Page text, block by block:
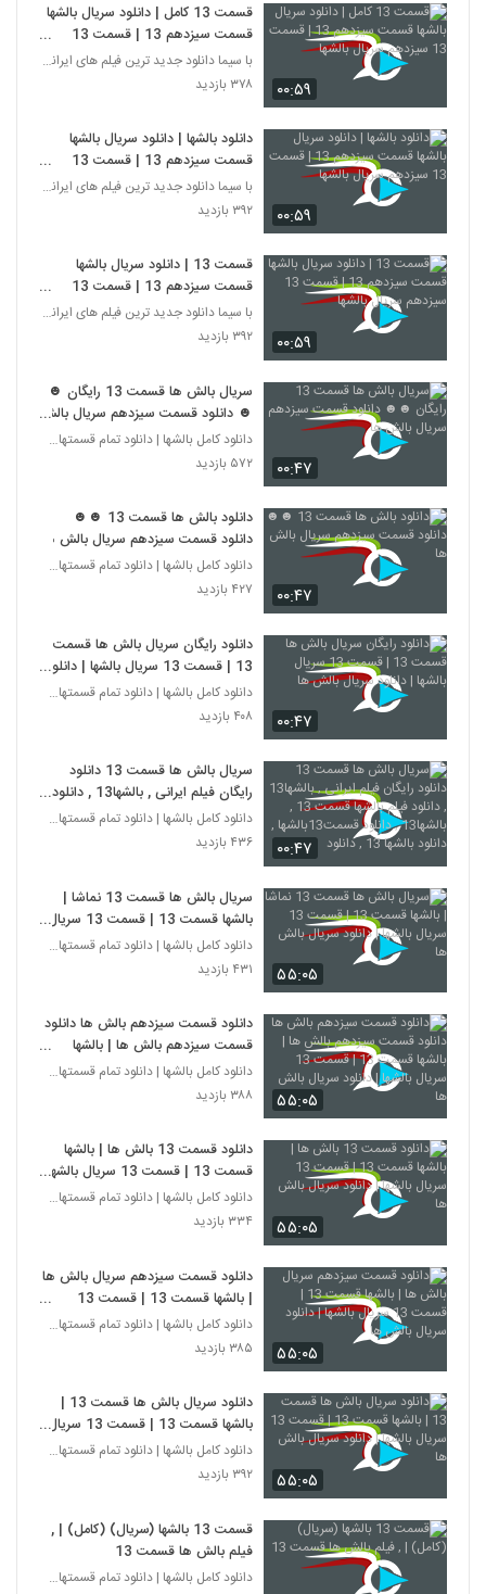
۰۰:۵۹
قسمت 13 کامل | دانلود سریال بالشها
قسمت سیزدهم 13 | قسمت 13
سیزدهم سریال بالشها
با سیما دانلود جدید ترین فیلم های ایرانی را در لحظ
۳۷۸ بازدید
۰۰:۵۹
دانلود بالشها | دانلود سریال بالشها
قسمت سیزدهم 13 | قسمت 13
سیزدهم سریال بالشها
با سیما دانلود جدید ترین فیلم های ایرانی را در لحظ
۳۹۲ بازدید
۰۰:۵۹
قسمت 13 | دانلود سریال بالشها
قسمت سیزدهم 13 | قسمت 13
سیزدهم سریال بالشها
با سیما دانلود جدید ترین فیلم های ایرانی را در لحظ
۳۹۲ بازدید
۰۰:۴۷
سریال بالش ها قسمت 13 رایگان ☻
☻ دانلود قسمت سیزدهم سریال بالش
ها
دانلود کامل بالشها | دانلود تمام قسمتهای سریال بال
۵۷۲ بازدید
۰۰:۴۷
دانلود بالش ها قسمت 13 ☻☻
دانلود قسمت سیزدهم سریال بالش ها
دانلود کامل بالشها | دانلود تمام قسمتهای سریال بال
۴۲۷ بازدید
۰۰:۴۷
دانلود رایگان سریال بالش ها قسمت
13 | قسمت 13 سریال بالشها | دانلود
سریال بالش ها
دانلود کامل بالشها | دانلود تمام قسمتهای سریال بال
۴۰۸ بازدید
۰۰:۴۷
سریال بالش ها قسمت 13 دانلود
رایگان فیلم ایرانی , بالشها13 , دانلود
فیلم بالشها قسمت 13 , بالشها13 , دانلود کامل بالشها | دانلود تمام قسمتهای سریال بال
۴۳۶ بازدید
۵۵:۰۵
سریال بالش ها قسمت 13 نماشا |
بالشها قسمت 13 | قسمت 13 سریال
بالشها | دانلود سریال بالش ها
دانلود کامل بالشها | دانلود تمام قسمتهای سریال بال
۴۳۱ بازدید
۵۵:۰۵
دانلود قسمت سیزدهم بالش ها دانلود
قسمت سیزدهم بالش ها | بالشها
قسمت 13 | قسمت 13 سریال بالشها
| دانلود سریال بالش ها
دانلود کامل بالشها | دانلود تمام قسمتهای سریال بال
۳۸۸ بازدید
۵۵:۰۵
دانلود قسمت 13 بالش ها | بالشها
قسمت 13 | قسمت 13 سریال بالشها
| دانلود سریال بالش ها
دانلود کامل بالشها | دانلود تمام قسمتهای سریال بال
۳۳۴ بازدید
۵۵:۰۵
دانلود قسمت سیزدهم سریال بالش ها
| بالشها قسمت 13 | قسمت 13
سریال بالشها | دانلود سریال بالش هادانلود کامل بالشها | دانلود تمام قسمتهای سریال بال
۳۸۵ بازدید
۵۵:۰۵
دانلود سریال بالش ها قسمت 13 |
بالشها قسمت 13 | قسمت 13 سریال
بالشها | دانلود سریال بالش ها
دانلود کامل بالشها | دانلود تمام قسمتهای سریال بال
۳۹۲ بازدید
قسمت 13 بالشها (سریال) (کامل) | ,
فیلم بالش ها قسمت 13
دانلود کامل بالشها | دانلود تمام قسمتهای سریال بال